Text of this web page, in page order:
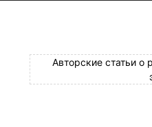
Авторские статьи о